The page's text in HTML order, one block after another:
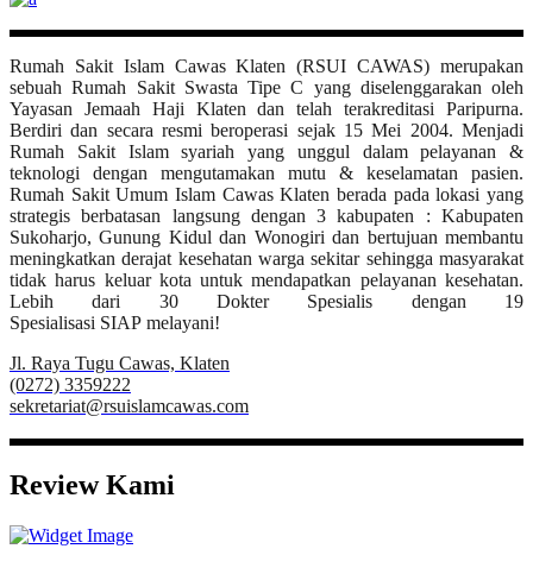
Rumah Sakit Islam Cawas Klaten (RSUI CAWAS) merupakan
sebuah Rumah Sakit Swasta Tipe C yang diselenggarakan oleh
Yayasan Jemaah Haji Klaten dan telah terakreditasi Paripurna.
Berdiri dan secara resmi beroperasi sejak 15 Mei 2004. Menjadi
Rumah Sakit Islam syariah yang unggul dalam pelayanan &
teknologi dengan mengutamakan mutu & keselamatan pasien.
Rumah Sakit Umum Islam Cawas Klaten berada pada lokasi yang
strategis berbatasan langsung dengan 3 kabupaten : Kabupaten
Sukoharjo, Gunung Kidul dan Wonogiri dan bertujuan membantu
meningkatkan derajat kesehatan warga sekitar sehingga masyarakat
tidak harus keluar kota untuk mendapatkan pelayanan kesehatan.
Lebih dari 30 Dokter Spesialis dengan 19
Spesialisasi SIAP melayani!
Jl. Raya Tugu Cawas, Klaten
(0272) 3359222
sekretariat@rsuislamcawas.com
Review Kami